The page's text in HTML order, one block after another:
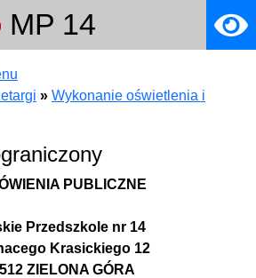
MP 14
» Wykonanie oświetlenia i
PUBLICZNE
Przedszkole nr 14
Krasickiego 12
ZIELONA GÓRA